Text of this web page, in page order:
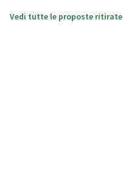
Vedi tutte le proposte ritirate